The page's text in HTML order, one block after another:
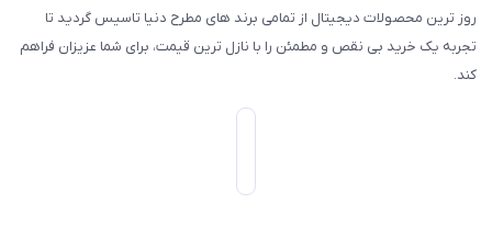
روز ترین محصولات دیجیتال از تمامی برند های مطرح دنیا تاسیس گردید تا
تجربه یک خرید بی نقص و مطمئن را با نازل ترین قیمت، برای شما عزیزان فراهم
کند.